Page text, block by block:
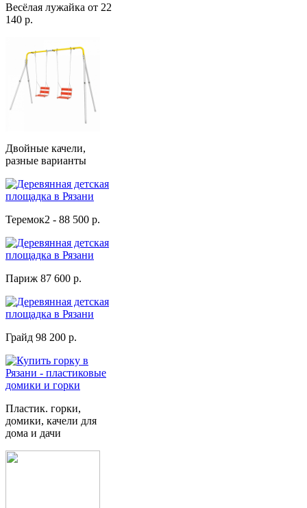
Весёлая лужайка от 22
140 р.
Двойные качели,
разные варианты
Теремок2 - 88 500 р.
Париж 87 600 р.
Грайд 98 200 р.
Пластик. горки,
домики, качели для
дома и дачи